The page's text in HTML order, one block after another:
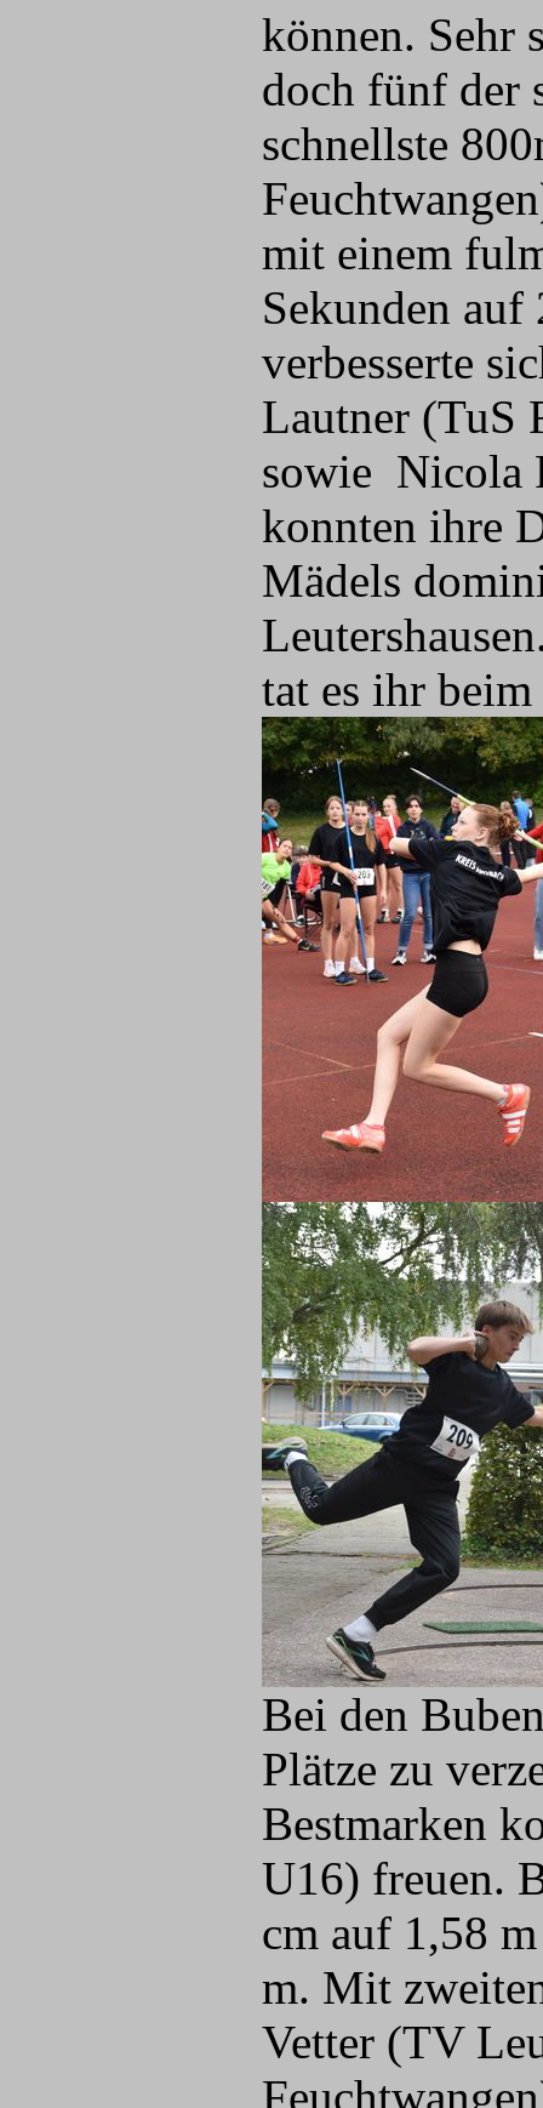
können. Sehr
doch fünf der
schnellste
mit einem
Sekunden
verbesserte
Lautner (TuS
sowie Nicola
konnten ihre
Mädels
tat es ihr
Bei den
Plätze zu
Bestmarken
U16) freuen.
cm auf 1,58
m. Mit
Vetter (TV